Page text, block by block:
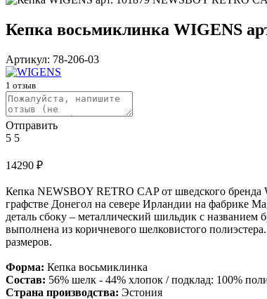
Кепка восьмиклинка WIGENS
Артикул: 78-206-03
1 отзыв
Отправить
5 5
14290 ₽
Кепка NEWSBOY RETRO CAP от шведского бренда
графстве Донегол на севере Ирландии на фабрике
деталь сбоку – металлический шильдик с
выполнена из коричневого шелковистого
размеров.
Форма: Кепка восьмиклинка
Состав: 56% шелк - 44% хлопок / подклад: 100%
Страна производства: Эстония